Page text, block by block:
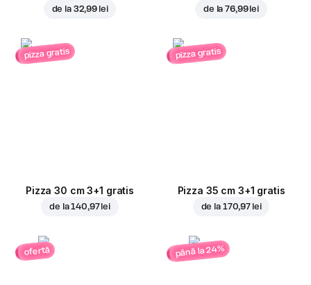
de la 32,99 lei de la76,99 lei
pizza gratis
Pizza 30 cm 3+1 gratis
de la140,97 lei
pizza gratis
Pizza 35 cm 3+1 gratis
de la 170,97 lei
ofertă până la 24%